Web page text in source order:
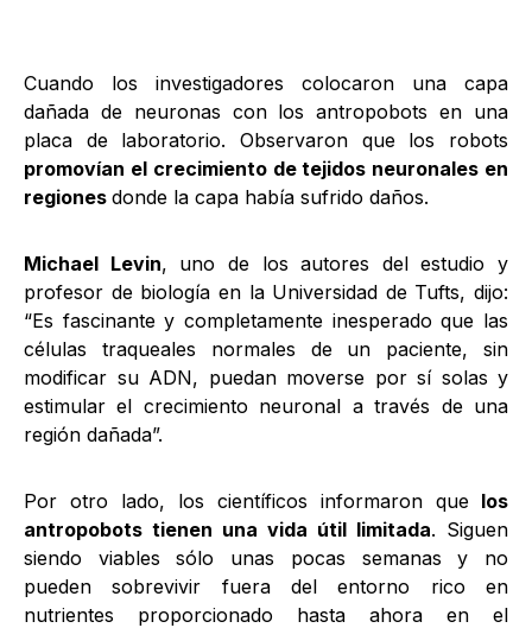
Cuando los investigadores colocaron una capa
dañada de neuronas con los antropobots en una
placa de laboratorio. Observaron que los robots
promovían el crecimiento de tejidos neuronales en
regiones donde la capa había sufrido daños.
Michael Levin, uno de los autores del estudio y
profesor de biología en la Universidad de Tufts, dijo:
“Es fascinante y completamente inesperado que las
células traqueales normales de un paciente, sin
modificar su ADN, puedan moverse por sí solas y
estimular el crecimiento neuronal a través de una
región dañada”.
Por otro lado, los científicos informaron que los
antropobots tienen una vida útil limitada. Siguen
siendo viables sólo unas pocas semanas y no
pueden sobrevivir fuera del entorno rico en
nutrientes proporcionado hasta ahora en el